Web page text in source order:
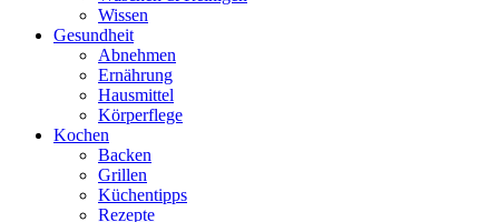
Wissen
Gesundheit
Abnehmen
Ernährung
Hausmittel
Körperflege
Kochen
Backen
Grillen
Küchentipps
Rezepte